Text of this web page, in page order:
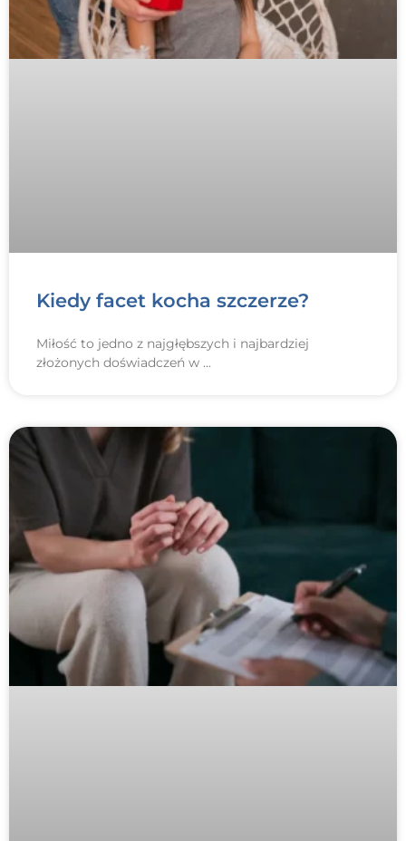
Kiedy facet kocha szczerze?
Miłość to jedno z najgłębszych i najbardziej
złożonych doświadczeń w